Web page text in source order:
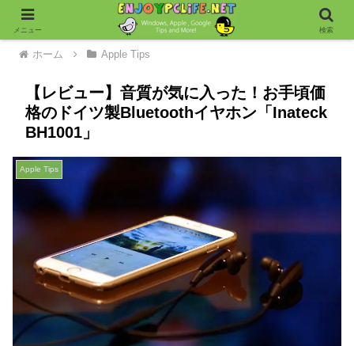
ホーム Apple Tips
【レビュー】音質が気に入った！お手頃価
格のドイツ製Bluetoothイヤホン「Inateck
BH1001」
Apple Tips
メニュー 検索